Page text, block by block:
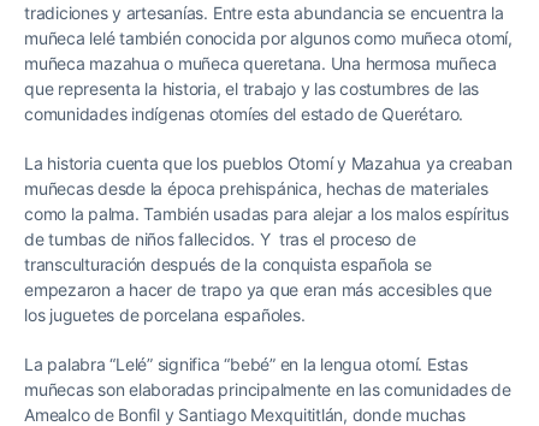
tradiciones y artesanías. Entre esta abundancia se encuentra la
muñeca lelé también conocida por algunos como muñeca otomí,
muñeca mazahua o muñeca queretana. Una hermosa muñeca
que representa la historia, el trabajo y las costumbres de las
comunidades indígenas otomíes del estado de Querétaro.
La historia cuenta que los pueblos Otomí y Mazahua ya creaban
muñecas desde la época prehispánica, hechas de materiales
como la palma. También usadas para alejar a los malos espíritus
de tumbas de niños fallecidos. Y tras el proceso de
transculturación después de la conquista española se
empezaron a hacer de trapo ya que eran más accesibles que
los juguetes de porcelana españoles.
La palabra “Lelé” significa “bebé” en la lengua otomí. Estas
muñecas son elaboradas principalmente en las comunidades de
Amealco de Bonfil y Santiago Mexquititlán, donde muchas